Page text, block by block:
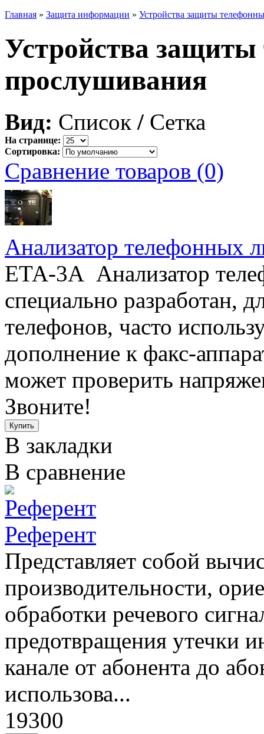
Главная » Защита информации » Устройства защиты
Устройства
прослушивания
Вид: Список / Сетка
На странице:
Сортировка:
Сравнение товаров (0)
Анализатор телефонных
EТА-3A Анализатор
специально разработан,
телефонов, часто
дополнение к факс-
может проверить
Звоните!
В закладки
В сравнение
Референт
Представляет собой
производительности,
обработки речевого
предотвращения утечки
канале от абонента до
использова...
19300